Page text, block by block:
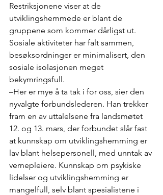
Restriksjonene viser at de
utviklingshemmede er blant de
gruppene som kommer dårligst ut.
Sosiale aktiviteter har falt sammen,
besøksordninger er minimalisert, den
sosiale isolasjonen meget
bekymringsfull.
–Her er mye å ta tak i for oss, sier den
nyvalgte forbundslederen. Han trekker
fram en av uttalelsene fra landsmøtet
12. og 13. mars, der forbundet slår fast
at kunnskap om utviklingshemming er
lav blant helsepersonell, med unntak av
vernepleiere. Kunnskap om psykiske
lidelser og utviklingshemming er
mangelfull, selv blant spesialistene i